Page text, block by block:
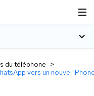
du téléphone
>
vers un nouvel